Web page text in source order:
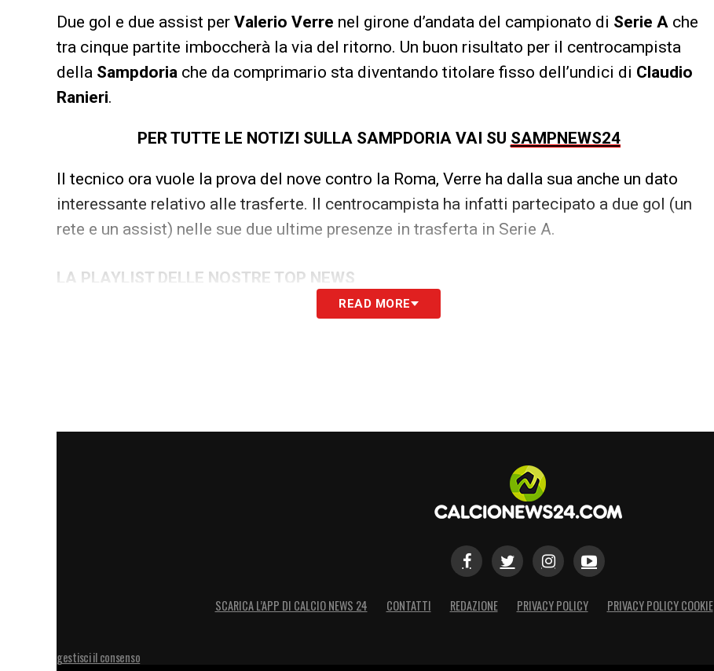
Due gol e due assist per Valerio Verre nel girone d’andata del campionato di Serie A che
tra cinque partite imboccherà la via del ritorno. Un buon risultato per il centrocampista
della Sampdoria che da comprimario sta diventando titolare fisso dell’undici di Claudio
Ranieri.
PER TUTTE LE NOTIZI SULLA SAMPDORIA VAI SU SAMPNEWS24
Il tecnico ora vuole la prova del nove contro la Roma, Verre ha dalla sua anche un dato
interessante relativo alle trasferte. Il centrocampista ha infatti partecipato a due gol (un
rete e un assist) nelle sue due ultime presenze in trasferta in Serie A.
LA PLAYLIST DELLE NOSTRE TOP NEWS
READ MORE
SCARICA L’APP DI CALCIO NEWS 24 CONTATTI REDAZIONE PRIVACY POLICY PRIVACY POLICY COOKIE
gestisci il consenso